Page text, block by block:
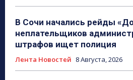
В Сочи начались рейды
неплательщиков
штрафов ищет полиция
Лента Новостей 8 Августа, 2026